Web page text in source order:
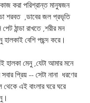
করা পরিশ্রান্ত মানুষজন
শরবত  ,ডাবের জল প্রভৃতি
ঠান্ডা রাখতে ,শরীর মন
বেশি পছন্দ করে।
মেনু ,যেটা আমার মনে
প্রিয় -- সেটা নানা  ধরণের
এই বাংলার ঘরে ঘরে